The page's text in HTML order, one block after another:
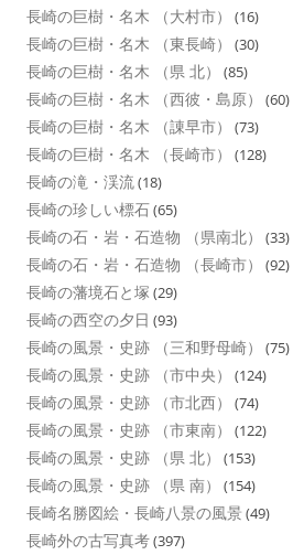
長崎の巨樹・名木 （大村市） (16)
長崎の巨樹・名木 （東長崎） (30)
長崎の巨樹・名木 （県 北） (85)
長崎の巨樹・名木 （西彼・島原） (60)
長崎の巨樹・名木 （諌早市） (73)
長崎の巨樹・名木 （長崎市） (128)
長崎の滝・渓流(18)
長崎の珍しい標石(65)
長崎の石・岩・石造物 （県南北） (33)
長崎の石・岩・石造物 （長崎市） (92)
長崎の藩境石と塚 (29)
長崎の西空の夕日 (93)
長崎の風景・史跡 （三和野母崎） (75)
長崎の風景・史跡 （市中央） (124)
長崎の風景・史跡 （市北西） (74)
長崎の風景・史跡 （市東南） (122)
長崎の風景・史跡 （県 北） (153)
長崎の風景・史跡 （県 南） (154)
長崎名勝図絵・長崎八景の風景 (49)
長崎外の古写真考(397)